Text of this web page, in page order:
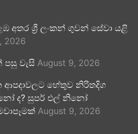
අතර ශ්‍රී ලංකන් ගුවන් සේවා යළි
2026
පසු වැසි August 9, 2026
ආපදාවලට හේතුව නිරිතදිග
ද? සුපර් එල් නිනෝ
August 9, 2026